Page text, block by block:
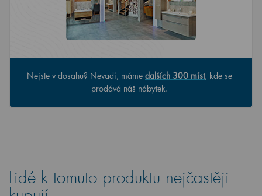
Nejste v dosahu? Nevadí, máme dalších 300 míst, kde se
prodává náš nábytek.
Lidé k tomuto produktu nejčastěji